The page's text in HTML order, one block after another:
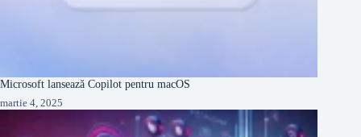
Microsoft lansează Copilot pentru macOS
martie 4, 2025